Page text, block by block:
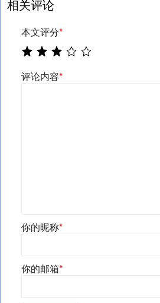
相关评论
本文评分*
评论内容*
你的昵称*
你的邮箱*